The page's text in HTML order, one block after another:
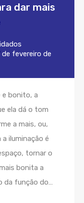
dar mais
de fevereiro de
e bonito, a
ela dá o tom
a mais, ou,
iluminação é
tornar o
bonita a
da função do…